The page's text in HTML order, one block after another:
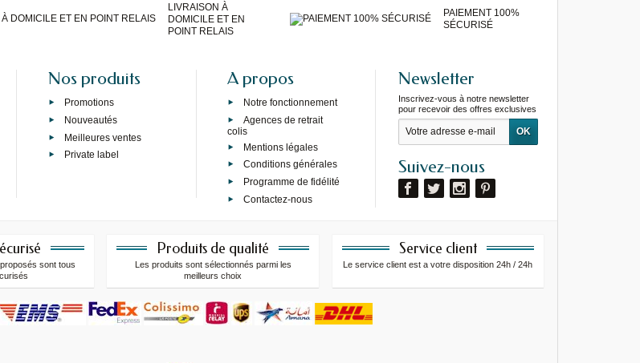
LIVRAISON À
DOMICILE ET EN
POINT RELAIS
PAIEMENT 100%
SÉCURISÉ
Nos produits
Promotions
Nouveautés
Meilleures ventes
Private label
A propos
Notre fonctionnement
Agences de retrait
colis
Mentions légales
Conditions générales
Programme de fidélité
Contactez-nous
Newsletter
Inscrivez-vous à notre newsletter
pour recevoir des offres exclusives
Suivez-nous
sont tous
Produits de qualité
Les produits sont sélectionnés parmi les
meilleurs choix
Service client
Le service client est a votre disposition 24h / 24h